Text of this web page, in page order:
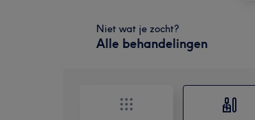
Niet wat je zocht?
Alle behandelingen